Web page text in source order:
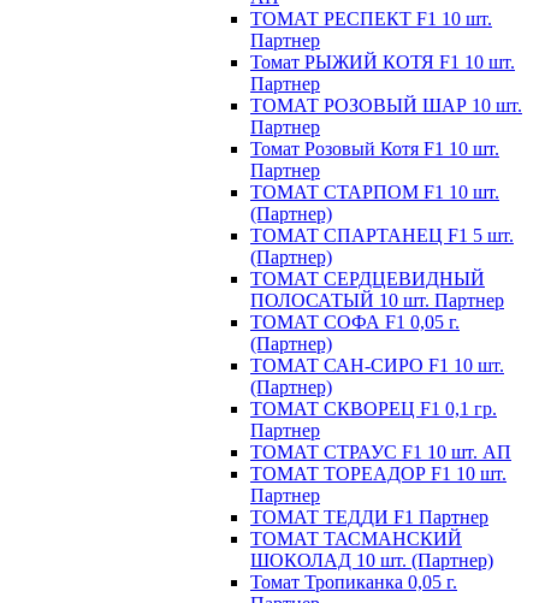
ТОМАТ РЕСПЕКТ F1 10 шт.
Партнер
Томат РЫЖИЙ КОТЯ F1 10 шт.
Партнер
ТОМАТ РОЗОВЫЙ ШАР 10 шт.
Партнер
Томат Розовый Котя F1 10 шт.
Партнер
ТОМАТ СТАРПОМ F1 10 шт.
(Партнер)
ТОМАТ СПАРТАНЕЦ F1 5 шт.
(Партнер)
ТОМАТ СЕРДЦЕВИДНЫЙ
ПОЛОСАТЫЙ 10 шт. Партнер
ТОМАТ СОФА F1 0,05 г.
(Партнер)
ТОМАТ САН-СИРО F1 10 шт.
(Партнер)
ТОМАТ СКВОРЕЦ F1 0,1 гр.
Партнер
ТОМАТ СТРАУС F1 10 шт. АП
ТОМАТ ТОРЕАДОР F1 10 шт.
Партнер
ТОМАТ ТЕДДИ F1 Партнер
ТОМАТ ТАСМАНСКИЙ
ШОКОЛАД 10 шт. (Партнер)
Томат Тропиканка 0,05 г.